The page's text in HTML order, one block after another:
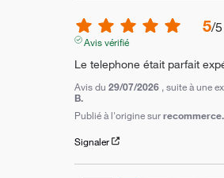
5/5
Avis vérifié
Le telephone était parfait
Avis du 29/07/2026 , suite à une
B.
Publié à l'origine sur
Signaler